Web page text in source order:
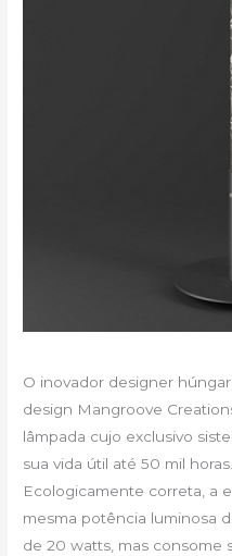
O inovador designer
design Mangroove
lâmpada cujo exclusivo
sua vida útil até 50 mil
Ecologicamente correta, a
mesma potência luminosa
de 20 watts, mas consome